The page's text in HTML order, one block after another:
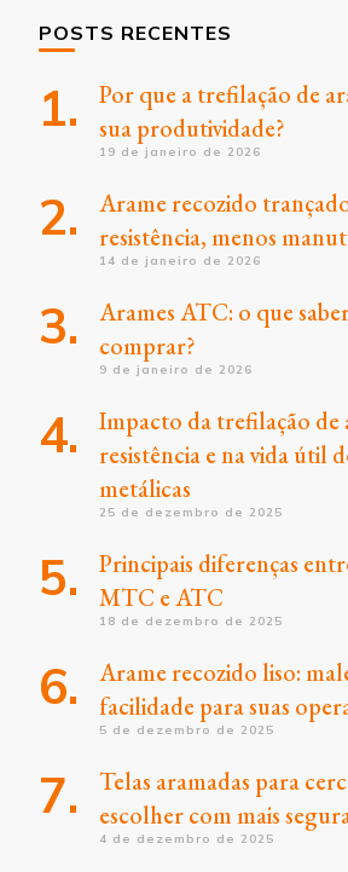
POSTS RECENTES
Por que a trefilação de
sua produtividade?
19 de janeiro de 2026
Arame recozido
resistência, menos
14 de janeiro de 2026
Arames ATC: o que
comprar?
9 de janeiro de 2026
Impacto da trefilação de
resistência e na vida útil
metálicas
25 de dezembro de 2025
Principais diferenças
MTC e ATC
18 de dezembro de 2025
Arame recozido liso:
facilidade para suas
5 de dezembro de 2025
Telas aramadas para
escolher com mais
4 de dezembro de 2025